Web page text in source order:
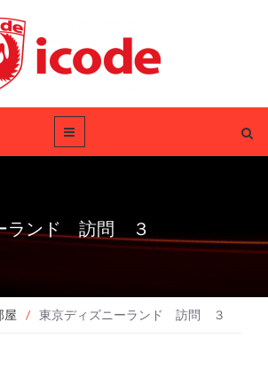
ランド 訪問 ３
屋 / 東京ディズニーランド 訪問 ３